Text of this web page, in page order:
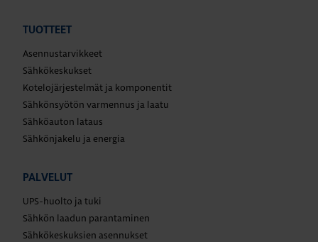
TUOTTEET
Asennustarvikkeet
Sähkökeskukset
Kotelojärjestelmät ja komponentit
Sähkönsyötön varmennus ja laatu
Sähköauton lataus
Sähkönjakelu ja energia
PALVELUT
UPS-huolto ja tuki
Sähkön laadun parantaminen
Sähkökeskuksien asennukset